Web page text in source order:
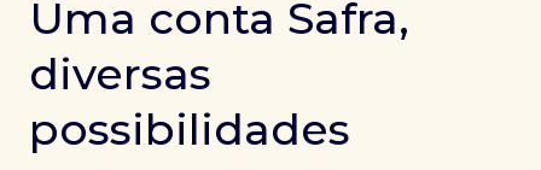
Uma conta Safra,
diversas
possibilidades